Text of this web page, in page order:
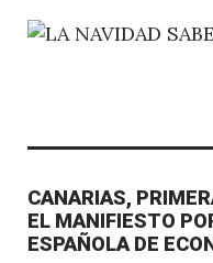
CANARIAS,
EL MANIFIESTO
ESPAÑOLA DE